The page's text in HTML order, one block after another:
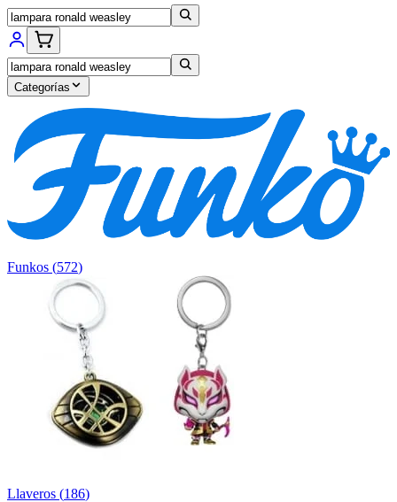
Categorías
Funkos (572)
Llaveros (186)